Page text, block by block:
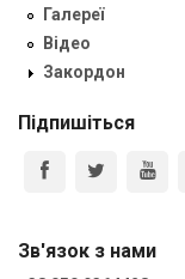
Галереї
Відео
Закордон
Підпишіться
Зв'язок з нами